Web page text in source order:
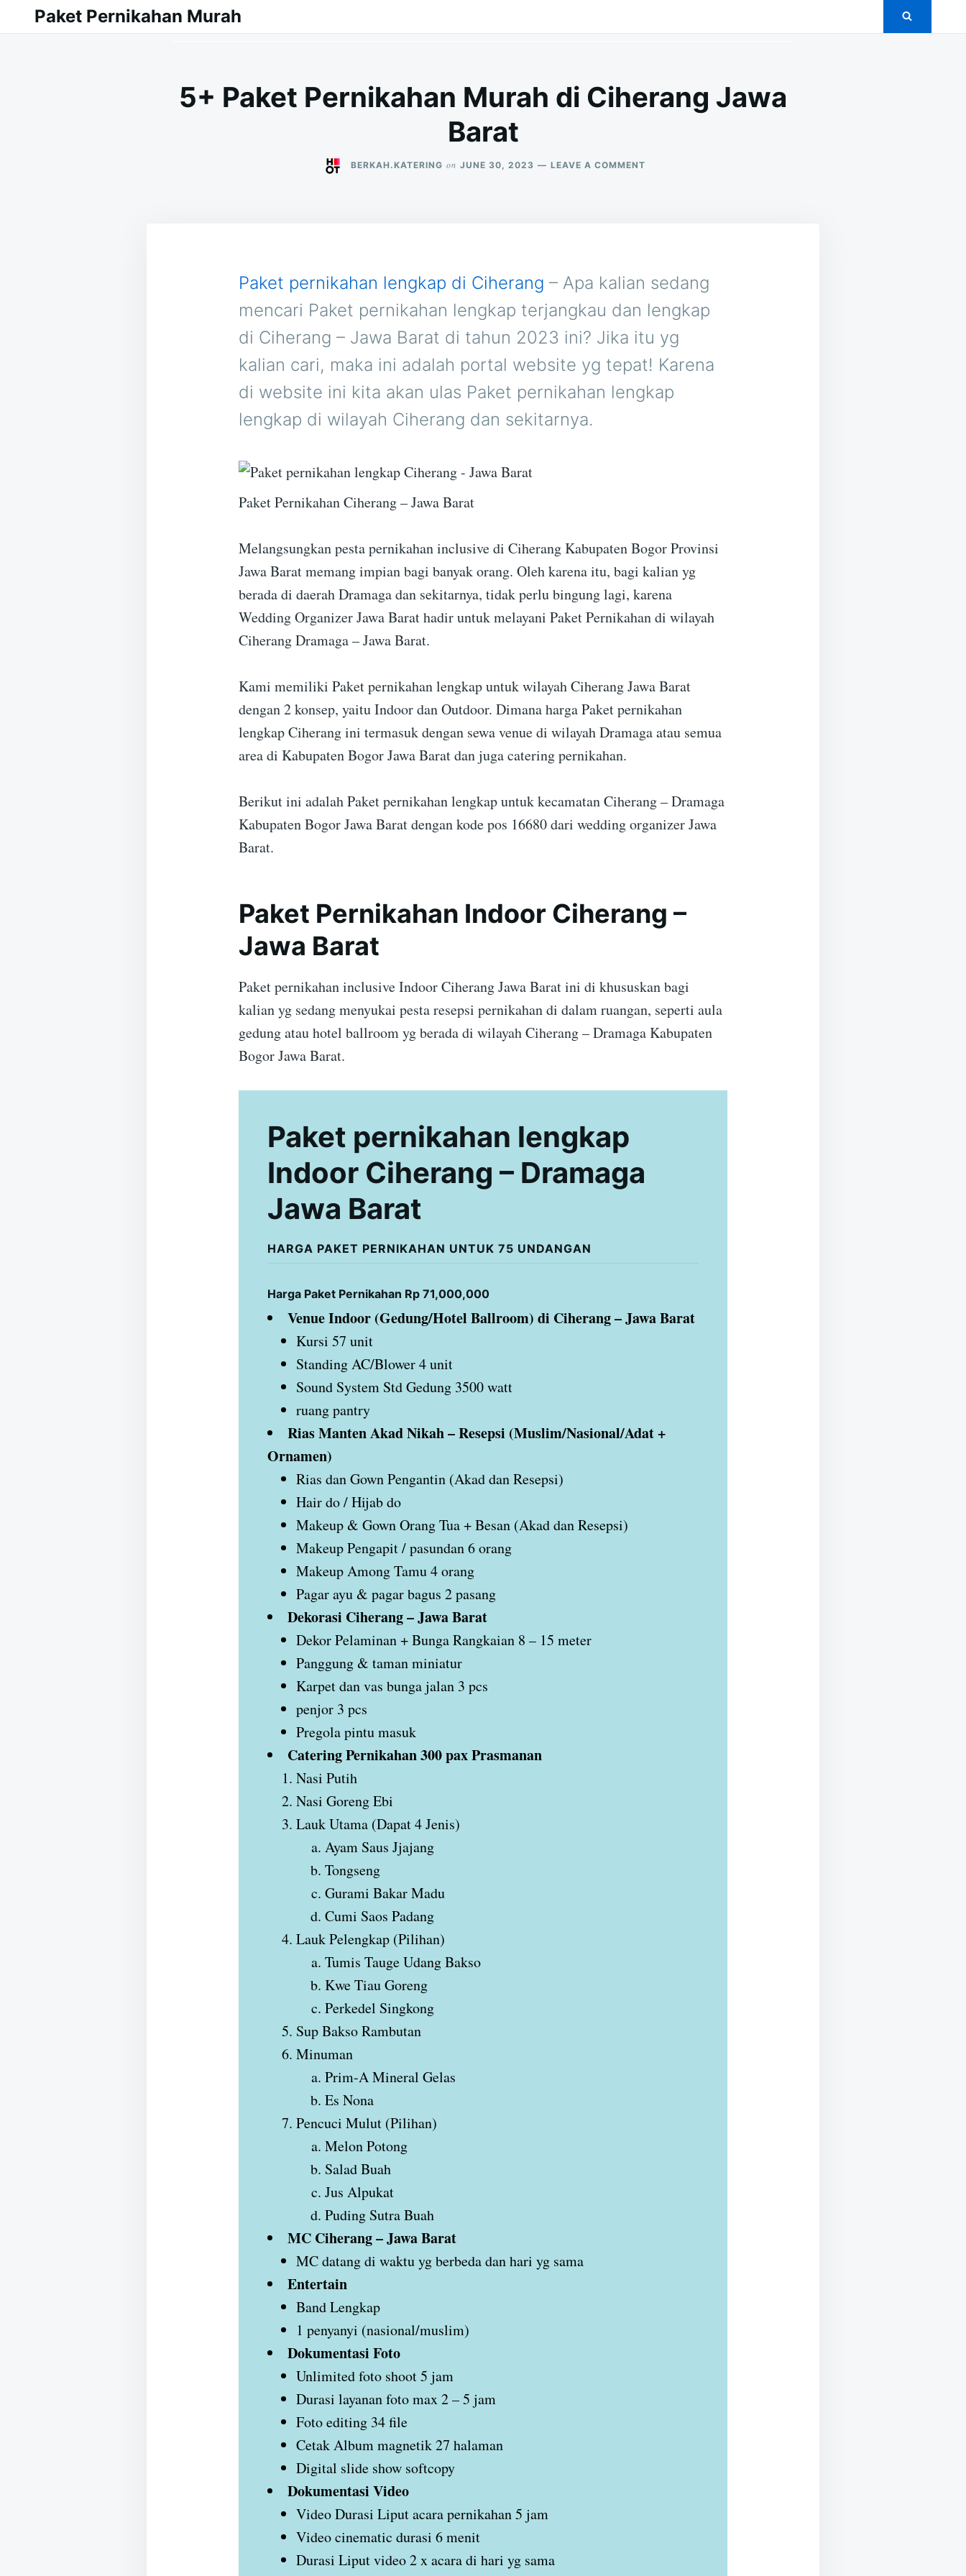
Search
Paket Pernikahan Murah
5+ Paket Pernikahan Murah di Ciherang Jawa
Barat
BERKAH.KATERING on JUNE 30, 2023 LEAVE A COMMENTON
Paket pernikahan lengkap di Ciherang – Apa kalian sedang
mencari Paket pernikahan lengkap terjangkau dan lengkap
di Ciherang – Jawa Barat di tahun 2023 ini? Jika itu yg
kalian cari, maka ini adalah portal website yg tepat! Karena
di website ini kita akan ulas Paket pernikahan lengkap
lengkap di wilayah Ciherang dan sekitarnya.
Paket Pernikahan Ciherang – Jawa Barat
Melangsungkan pesta pernikahan inclusive di Ciherang Kabupaten Bogor Provinsi
Jawa Barat memang impian bagi banyak orang. Oleh karena itu, bagi kalian yg
berada di daerah Dramaga dan sekitarnya, tidak perlu bingung lagi, karena
Wedding Organizer Jawa Barat hadir untuk melayani Paket Pernikahan di wilayah
Ciherang Dramaga – Jawa Barat.
Kami memiliki Paket pernikahan lengkap untuk wilayah Ciherang Jawa Barat
dengan 2 konsep, yaitu Indoor dan Outdoor. Dimana harga Paket pernikahan
lengkap Ciherang ini termasuk dengan sewa venue di wilayah Dramaga atau semua
area di Kabupaten Bogor Jawa Barat dan juga catering pernikahan.
Berikut ini adalah Paket pernikahan lengkap untuk kecamatan Ciherang – Dramaga
Kabupaten Bogor Jawa Barat dengan kode pos 16680 dari wedding organizer Jawa
Barat.
Paket Pernikahan Indoor Ciherang –
Jawa Barat
Paket pernikahan inclusive Indoor Ciherang Jawa Barat ini di khususkan bagi
kalian yg sedang menyukai pesta resepsi pernikahan di dalam ruangan, seperti aula
gedung atau hotel ballroom yg berada di wilayah Ciherang – Dramaga Kabupaten
Bogor Jawa Barat.
Paket pernikahan lengkap
Indoor Ciherang – Dramaga
Jawa Barat
HARGA PAKET PERNIKAHAN UNTUK 75 UNDANGAN
Harga Paket Pernikahan Rp 71,000,000
Venue Indoor (Gedung/Hotel Ballroom) di Ciherang – Jawa Barat
Kursi 57 unit
Standing AC/Blower 4 unit
Sound System Std Gedung 3500 watt
ruang pantry
Rias Manten Akad Nikah – Resepsi (Muslim/Nasional/Adat +
Ornamen)
Rias dan Gown Pengantin (Akad dan Resepsi)
Hair do / Hijab do
Makeup & Gown Orang Tua + Besan (Akad dan Resepsi)
Makeup Pengapit / pasundan 6 orang
Makeup Among Tamu 4 orang
Pagar ayu & pagar bagus 2 pasang
Dekorasi Ciherang – Jawa Barat
Dekor Pelaminan + Bunga Rangkaian 8 – 15 meter
Panggung & taman miniatur
Karpet dan vas bunga jalan 3 pcs
penjor 3 pcs
Pregola pintu masuk
Catering Pernikahan 300 pax Prasmanan
Nasi Putih
Nasi Goreng Ebi
Lauk Utama (Dapat 4 Jenis)
Ayam Saus Jjajang
Tongseng
Gurami Bakar Madu
Cumi Saos Padang
Lauk Pelengkap (Pilihan)
Tumis Tauge Udang Bakso
Kwe Tiau Goreng
Perkedel Singkong
Sup Bakso Rambutan
Minuman
Prim-A Mineral Gelas
Es Nona
Pencuci Mulut (Pilihan)
Melon Potong
Salad Buah
Jus Alpukat
Puding Sutra Buah
MC Ciherang – Jawa Barat
MC datang di waktu yg berbeda dan hari yg sama
Entertain
Band Lengkap
1 penyanyi (nasional/muslim)
Dokumentasi Foto
Unlimited foto shoot 5 jam
Durasi layanan foto max 2 – 5 jam
Foto editing 34 file
Cetak Album magnetik 27 halaman
Digital slide show softcopy
Dokumentasi Video
Video Durasi Liput acara pernikahan 5 jam
Video cinematic durasi 6 menit
Durasi Liput video 2 x acara di hari yg sama